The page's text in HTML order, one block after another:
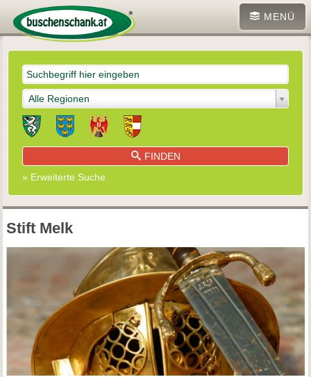
MENÜ
Alle Regionen
FINDEN
» Erweiterte Suche
Stift Melk